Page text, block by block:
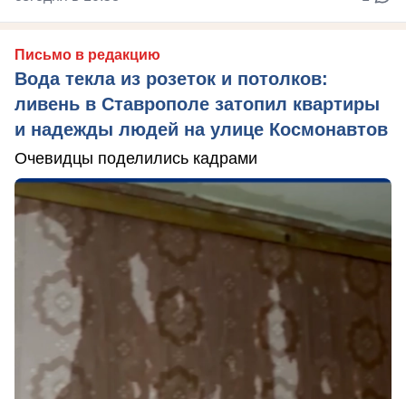
Письмо в редакцию
Вода текла из розеток и потолков:
ливень в Ставрополе затопил квартиры
и надежды людей на улице Космонавтов
Очевидцы поделились кадрами